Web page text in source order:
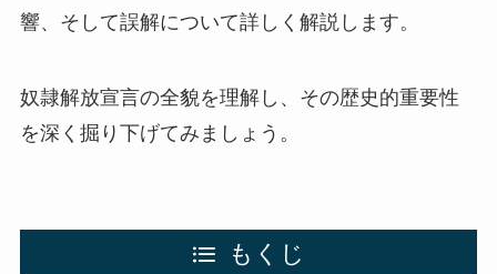
響、そして誤解について詳しく解説します。
奴隷解放宣言の全貌を理解し、その歴史的重要性
を深く掘り下げてみましょう。
もくじ